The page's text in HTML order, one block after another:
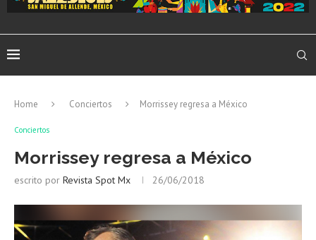
Home Conciertos Morrissey regresa a México
Conciertos
Morrissey regresa a México
escrito por Revista Spot Mx 26/06/2018